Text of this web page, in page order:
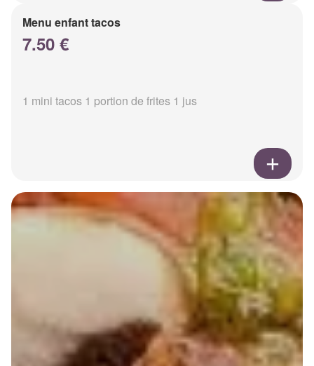
Menu enfant tacos
7.50 €
1 mini tacos 1 portion de frites 1 jus